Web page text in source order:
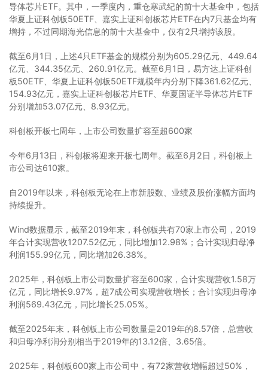
导体芯片ETF。其中，一季度内，重仓寒武纪的前十大基金中，包括
华夏上证科创板50ETF、嘉实上证科创板芯片ETF在内7只基金均有
增持，不过同期海光信息的前十大基金中，仅有2只增持该股。
截至6月1日，上述4只ETF基金的规模分别为605.29亿元、449.64
亿元、344.35亿元、260.91亿元。截至6月1日，易方达上证科创
板50ETF、华夏上证科创板50ETF规模年内分别下降361.62亿元、
154.93亿元，嘉实上证科创板芯片ETF、华夏国证半导体芯片ETF
分别增加53.07亿元、8.93亿元。
科创板开板七周年，上市公司数量扩容至超600家
今年6月13日，科创板将迎来开板七周年。截至6月2日，科创板上
市公司达610家。
自2019年以来，科创板无论在上市新股数、业绩及股价涨幅方面均
持续提升。
Wind数据显示，截至2019年末，科创板共有70家上市公司，2019
年合计实现营收1207.52亿元，同比增加12.98%；合计实现归母净
利润155.99亿元，同比增加26.38%。
2025年，科创板上市公司数量扩容至600家，合计实现营收1.58万
亿元，同比增长9.97%，超7成公司实现营收增长；合计实现归母净
利润569.43亿元，同比增长25.05%。
截至2025年末，科创板上市公司数量是2019年的8.57倍，总营收
和归母净利润分别相当于2019年的13.12倍、3.65倍。
2025年，科创板600家上市公司中，有72家营收增幅超过50%，